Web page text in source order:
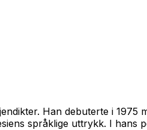
Han debuterte i 1975
språklige uttrykk. I